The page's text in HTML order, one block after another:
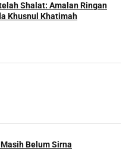
Shalat: Amalan Ringan
Khusnul Khatimah
Belum Sirna